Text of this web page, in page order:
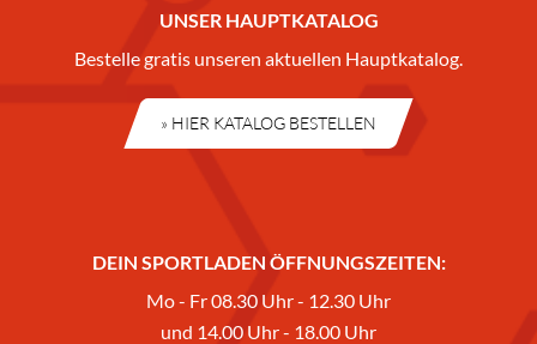
UNSER HAUPTKATALOG
Bestelle gratis unseren aktuellen Hauptkatalog.
» HIER KATALOG BESTELLEN
DEIN SPORTLADEN ÖFFNUNGSZEITEN:
Mo - Fr 08.30 Uhr - 12.30 Uhr
und 14.00 Uhr - 18.00 Uhr